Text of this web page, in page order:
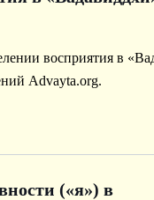
восприятия в
Advayta.org.
(«я») в